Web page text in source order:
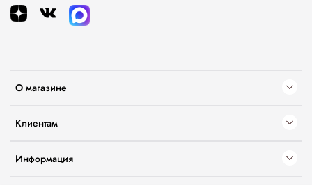
О магазине
Клиентам
Информация